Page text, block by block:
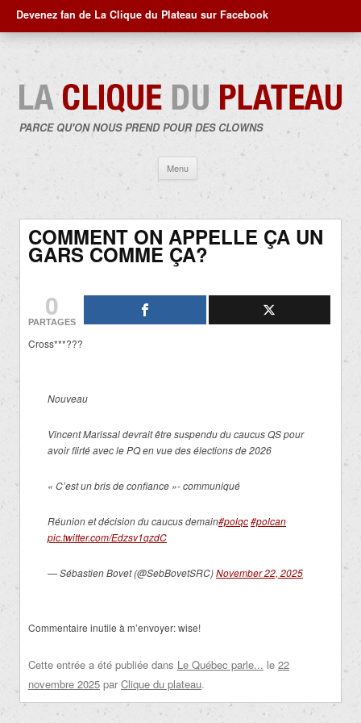
Devenez fan de La Clique du Plateau sur Facebook
PARCE QU'ON NOUS PREND POUR DES CLOWNS
Menu
contenu
COMMENT ON APPELLE ÇA UN
GARS COMME ÇA?
0
PARTAGES
Cross***???
Nouveau
Vincent Marissal devrait être suspendu du caucus QS pour
avoir flirté avec le PQ en vue des élections de 2026
« C’est un bris de confiance »- communiqué
Réunion et décision du caucus demain#polqc#polcan
pic.twitter.com/Edzsv1qzdC
— Sébastien Bovet (@SebBovetSRC)November 22, 2025
Commentaire inutile à m’envoyer: wise!
Cette entrée a été publiée dans Le Québec parle... le 22
novembre 2025 par Clique du plateau.